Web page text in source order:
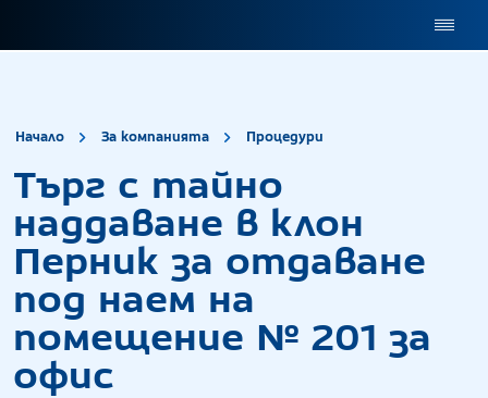
Начало За компанията Процедури
Търг с тайно
наддаване в клон
Перник за отдаване
под наем на
помещение № 201 за
офис